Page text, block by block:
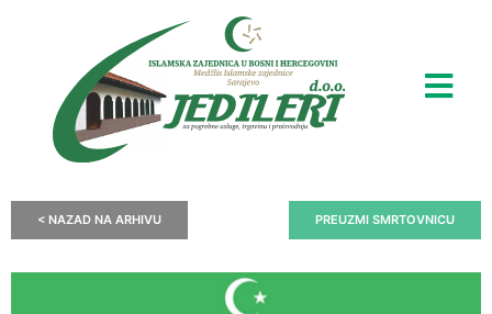
< NAZAD NA ARHIVU PREUZMI SMRTOVNICU